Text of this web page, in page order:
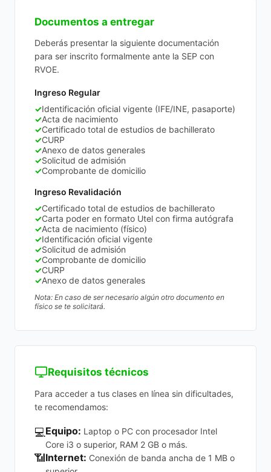
Documentos a entregar
Deberás presentar la siguiente documentación
para ser inscrito formalmente ante la SEP con
RVOE.
Ingreso Regular
✓Identificación oficial vigente (IFE/INE, pasaporte)
✓Acta de nacimiento
✓Certificado total de estudios de bachillerato
✓CURP
✓Anexo de datos generales
✓Solicitud de admisión
✓Comprobante de domicilio
Ingreso Revalidación
✓Certificado total de estudios de bachillerato
✓Carta poder en formato Utel con firma autógrafa
✓Acta de nacimiento (físico)
✓Identificación oficial vigente
✓Solicitud de admisión
✓Comprobante de domicilio
✓CURP
✓Anexo de datos generales
Nota: En caso de ser necesario algún otro documento en
físico se te solicitará.
Requisitos técnicos
Para acceder a tus clases en línea sin dificultades,
te recomendamos:
💻 Equipo: Laptop o PC con procesador Intel
Core i3 o superior, RAM 2 GB o más.
📶Internet: Conexión de banda ancha de 1 MB o